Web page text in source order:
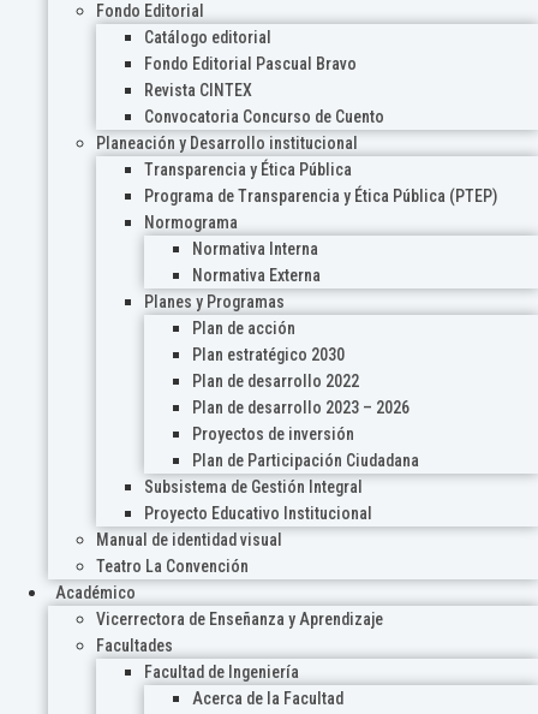
Fondo Editorial
Catálogo editorial
Fondo Editorial Pascual Bravo
Revista CINTEX
Convocatoria Concurso de Cuento
Planeación y Desarrollo institucional
Transparencia y Ética Pública
Programa de Transparencia y Ética Pública (PTEP)
Normograma
Normativa Interna
Normativa Externa
Planes y Programas
Plan de acción
Plan estratégico 2030
Plan de desarrollo 2022
Plan de desarrollo 2023 – 2026
Proyectos de inversión
Plan de Participación Ciudadana
Subsistema de Gestión Integral
Proyecto Educativo Institucional
Manual de identidad visual
Teatro La Convención
Académico
Vicerrectora de Enseñanza y Aprendizaje
Facultades
Facultad de Ingeniería
Acerca de la Facultad